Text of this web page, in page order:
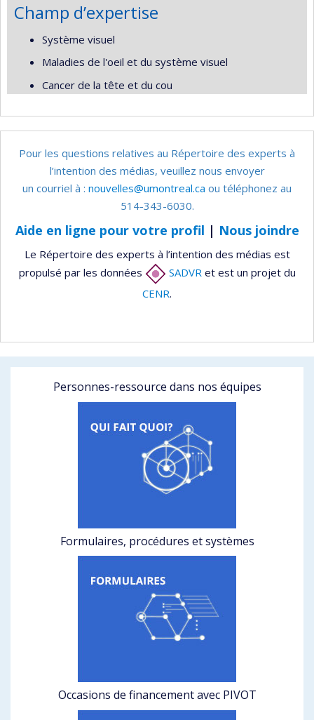
Champ d’expertise
Système visuel
Maladies de l'oeil et du système visuel
Cancer de la tête et du cou
Pour les questions relatives au Répertoire des experts à
l’intention des médias, veuillez nous envoyer
un courriel à : nouvelles@umontreal.ca ou téléphonez au
514-343-6030.
Aide en ligne pour votre profil | Nous joindre
Le Répertoire des experts à l’intention des médias est
propulsé par les données
SADVRet est un projet du
CENR.
Personnes-ressource dans nos équipes
Formulaires, procédures et systèmes
Occasions de financement avec PIVOT